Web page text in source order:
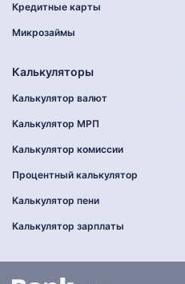
Кредитные карты
Микрозаймы
Калькуляторы
Калькулятор валют
Калькулятор МРП
Калькулятор комиссии
Процентный калькулятор
Калькулятор пени
Калькулятор зарплаты